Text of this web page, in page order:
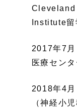
Institute留
2017年7
医療セン
2018年4
（神経小